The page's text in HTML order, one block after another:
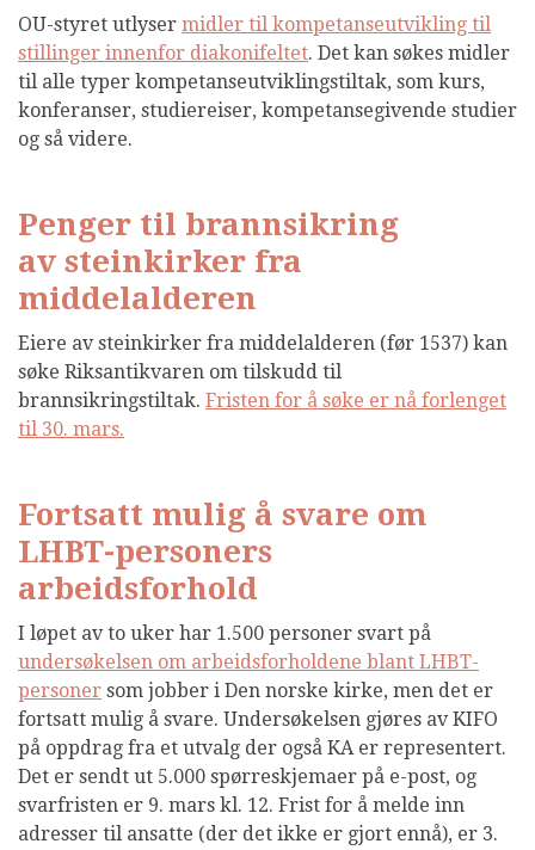
OU-styret utlyser midler til kompetanseutvikling til
stillinger innenfor diakonifeltet. Det kan søkes midler
til alle typer kompetanseutviklingstiltak, som kurs,
konferanser, studiereiser, kompetansegivende studier
og så videre.
Penger til brannsikring
av steinkirker fra
middelalderen
Eiere av steinkirker fra middelalderen (før 1537) kan
søke Riksantikvaren om tilskudd til
brannsikringstiltak. Fristen for å søke er nå forlenget
til 30. mars.
Fortsatt mulig å svare om
LHBT-personers
arbeidsforhold
I løpet av to uker har 1.500 personer svart på
undersøkelsen om arbeidsforholdene blant LHBT-
personer som jobber i Den norske kirke, men det er
fortsatt mulig å svare. Undersøkelsen gjøres av KIFO
på oppdrag fra et utvalg der også KA er representert.
Det er sendt ut 5.000 spørreskjemaer på e-post, og
svarfristen er 9. mars kl. 12. Frist for å melde inn
adresser til ansatte (der det ikke er gjort ennå), er 3.